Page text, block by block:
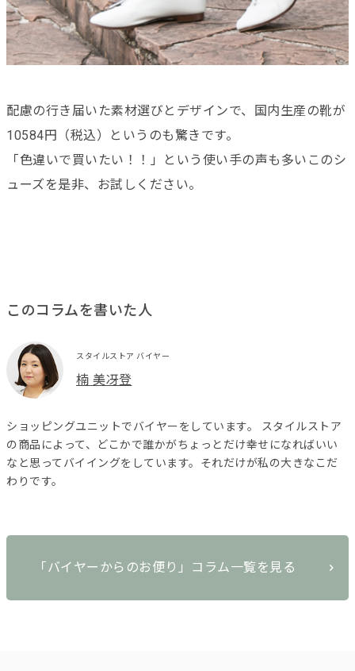
配慮の行き届いた素材選びとデザインで、国内生産の靴が
10584円（税込）というのも驚きです。
「色違いで買いたい！！」という使い手の声も多いこのシ
ューズを是非、お試しください。
このコラムを書いた人
スタイルストア バイヤー
楠 美冴登
ショッピングユニットでバイヤーをしています。 スタイルストア
の商品によって、どこかで誰かがちょっとだけ幸せになればいい
なと思ってバイイングをしています。それだけが私の大きなこだ
わりです。
「バイヤーからのお便り」コラム一覧を見る